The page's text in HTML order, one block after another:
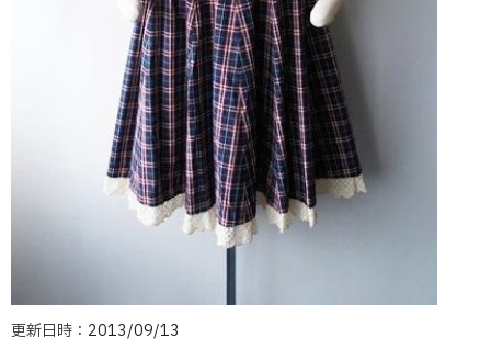
更新日時：2013/09/13